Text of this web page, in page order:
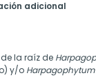
adicional
la raíz de
y/o Harpagophytum